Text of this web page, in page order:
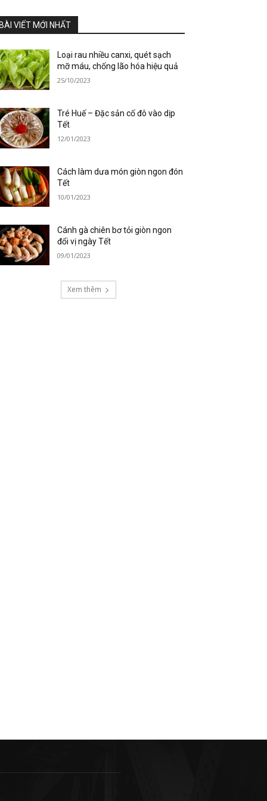
BÀI VIẾT MỚI NHẤT
Loại rau nhiều canxi, quét sạch
mỡ máu, chống lão hóa hiệu quả
25/10/2023
Tré Huế – Đặc sản cố đô vào dịp
Tết
12/01/2023
Cách làm dưa món giòn ngon đón
Tết
10/01/2023
Cánh gà chiên bơ tỏi giòn ngon
đổi vị ngày Tết
09/01/2023
Xem thêm